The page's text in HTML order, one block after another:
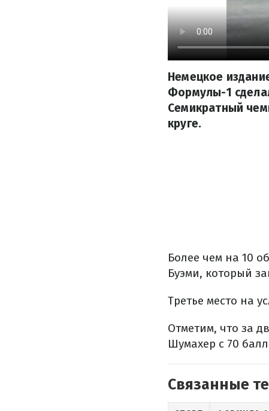
Немецкое
Формулы-1
Семикратный
круге.
Более чем на 10
Буэми, который
Третье место на
Отметим, что за
Шумахер с 70
Связанные